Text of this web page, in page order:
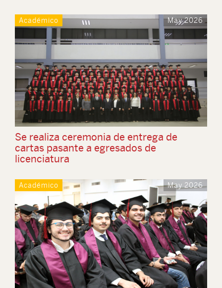
Académico May 2026
Se realiza ceremonia de entrega de
cartas pasante a egresados de
licenciatura
Académico May 2026